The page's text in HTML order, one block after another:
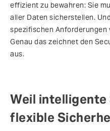
effizient zu bewahren: Sie
aller Daten sicherstellen.
spezifischen Anforderungen
Genau das zeichnet den
aus.
Weil
flexible